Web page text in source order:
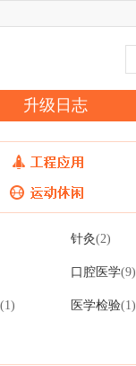
升级日志
针灸(2)
口腔医学(9)
(1) 医学检验(1)